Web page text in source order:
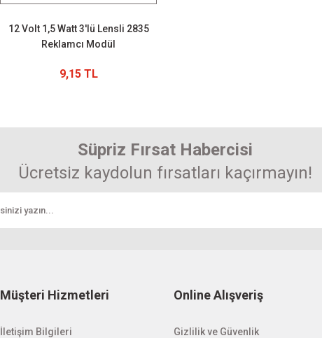
12 Volt 1,5 Watt 3'lü Lensli 2835
Reklamcı Modül
9,15 TL
Süpriz Fırsat Habercisi
Ücretsiz kaydolun fırsatları kaçırmayın!
Müşteri Hizmetleri
İletişim Bilgileri
Online Alışveriş
Gizlilik ve Güvenlik